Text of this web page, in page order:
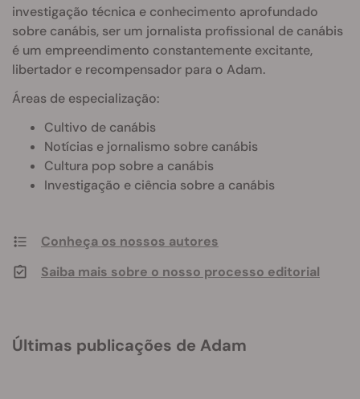
investigação técnica e conhecimento aprofundado
sobre canábis, ser um jornalista profissional de canábis
é um empreendimento constantemente excitante,
libertador e recompensador para o Adam.
Áreas de especialização:
Cultivo de canábis
Notícias e jornalismo sobre canábis
Cultura pop sobre a canábis
Investigação e ciência sobre a canábis
Conheça os nossos autores
Saiba mais sobre o nosso processo editorial
Últimas publicações de Adam